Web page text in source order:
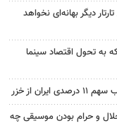
دیگر بهانه‌ای نخواهد
به تحول اقتصاد سینما
از خزر
و حرام بودن موسیقی چه